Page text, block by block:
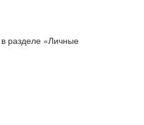
разделе «Личные